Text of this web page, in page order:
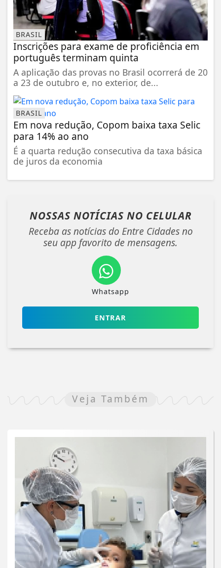
BRASIL
Inscrições para exame de proficiência em
português terminam quinta
A aplicação das provas no Brasil ocorrerá de 20
a 23 de outubro e, no exterior, de...
BRASIL
Em nova redução, Copom baixa taxa Selic
para 14% ao ano
É a quarta redução consecutiva da taxa básica
de juros da economia
NOSSAS NOTÍCIAS NO CELULAR
Receba as notícias do Entre Cidades no
seu app favorito de mensagens.
Whatsapp
ENTRAR
Veja Também